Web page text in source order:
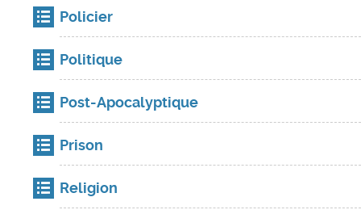
Policier
Politique
Post-Apocalyptique
Prison
Religion